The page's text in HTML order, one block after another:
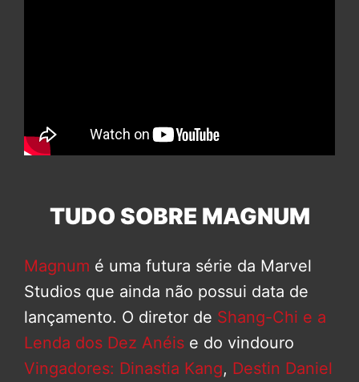
TUDO SOBRE MAGNUM
Magnum é uma futura série da Marvel
Studios que ainda não possui data de
lançamento. O diretor de Shang-Chi e a
Lenda dos Dez Anéis e do vindouro
Vingadores: Dinastia Kang, Destin Daniel